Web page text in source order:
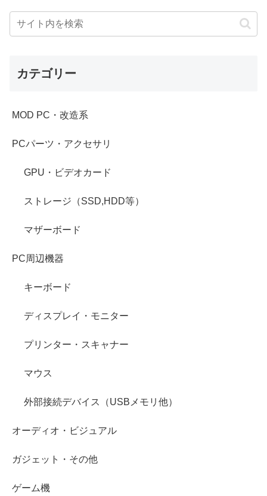
カテゴリー
MOD PC・改造系
PCパーツ・アクセサリ
GPU・ビデオカード
ストレージ（SSD,HDD等）
マザーボード
PC周辺機器
キーボード
ディスプレイ・モニター
プリンター・スキャナー
マウス
外部接続デバイス（USBメモリ他）
オーディオ・ビジュアル
ガジェット・その他
ゲーム機